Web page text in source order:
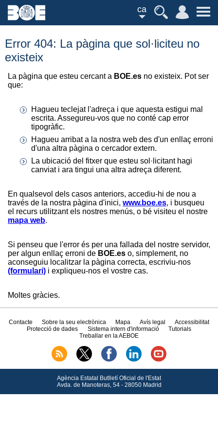
ca
Error 404: La pàgina que sol·liciteu no
existeix
La pàgina que esteu cercant a BOE.es no existeix. Pot ser
que:
Hagueu teclejat l'adreça i que aquesta estigui mal
escrita. Assegureu-vos que no conté cap error
tipogràfic.
Hagueu arribat a la nostra web des d'un enllaç erroni
d'una altra pàgina o cercador extern.
La ubicació del fitxer que esteu sol·licitant hagi
canviat i ara tingui una altra adreça diferent.
En qualsevol dels casos anteriors, accediu-hi de nou a
través de la nostra pàgina d'inici, www.boe.es, i busqueu
el recurs utilitzant els nostres menús, o bé visiteu el nostre
mapa web.
Si penseu que l'error és per una fallada del nostre servidor,
per algun enllaç erroni de BOE.es o, simplement, no
aconseguiu localitzar la pàgina correcta, escriviu-nos
(formulari) i expliqueu-nos el vostre cas.
Moltes gràcies.
Contacte Sobre la seu electrònica Mapa Avís legal
Accessibilitat
Protecció de dades
Sistema intern d'informació
Tutorials
Treballar en la AEBOE
Agència Estatal Butlletí Oficial de l'Estat
Avda.de Manoteras, 54 - 28050 Madrid